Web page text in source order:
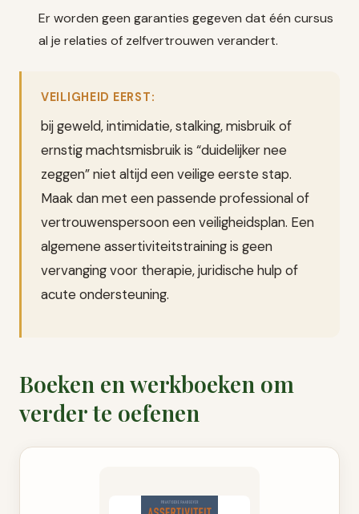
Er worden geen garanties gegeven dat één cursus
al je relaties of zelfvertrouwen verandert.
VEILIGHEID EERST:
bij geweld, intimidatie, stalking, misbruik of
ernstig machtsmisbruik is “duidelijker nee
zeggen” niet altijd een veilige eerste stap.
Maak dan met een passende professional of
vertrouwenspersoon een veiligheidsplan. Een
algemene assertiviteitstraining is geen
vervanging voor therapie, juridische hulp of
acute ondersteuning.
Boeken en werkboeken om
verder te oefenen